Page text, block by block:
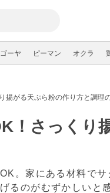
ゴーヤ ピーマン オクラ
揚がる天ぷら粉の作り方と調理
！さっくり
。家にある材料で
るのがむずかしいと